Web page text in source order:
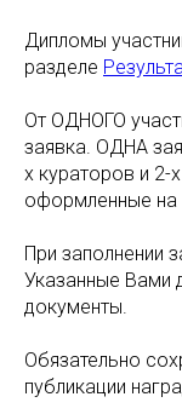
Дипломы
разделе
От ОДНОГО
заявка. ОДНА
х кураторов и 2-
оформленные на
При заполнении
Указанные Вами
документы.
Обязательно
публикации